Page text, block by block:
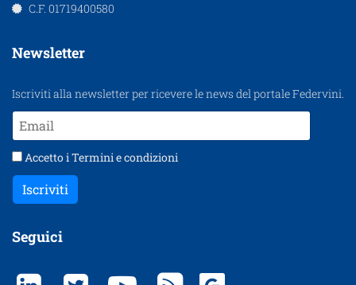
C.F. 01719400580
Newsletter
Iscriviti alla newsletter per ricevere le news del portale Federvini.
Accetto iTermini e condizioni
Iscriviti
Seguici